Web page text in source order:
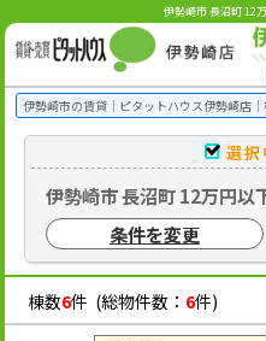
伊勢崎市 長沼町 12
伊勢崎市の賃貸｜ピタットハウス伊勢崎店
選
伊勢崎市 長沼町 12万円以
条件を変更
棟数6件 (総物件数： 6件)